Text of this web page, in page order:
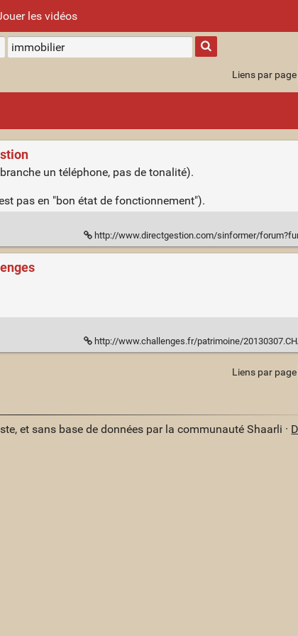
les vidéos
Type 1 or
more
characters
results.
Liens par page
un téléphone, pas de tonalité).
pas en "bon état de fonctionnement").
http://www.directgestion.com/sinformer/
http://www.challenges.fr/patrimoine/20130307.CHA7007/immobilier-pourquoi-les-
Liens par page
et sans base de données par la communauté Shaarli ·